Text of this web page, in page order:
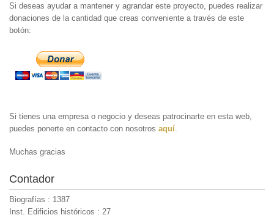
Si deseas ayudar a mantener y agrandar este proyecto, puedes realizar
donaciones de la cantidad que creas conveniente a través de este
botón:
Si tienes una empresa o negocio y deseas patrocinarte en esta web,
puedes ponerte en contacto con nosotros aquí
Muchas gracias
Contador
Biografías : 1387
Inst. Edificios históricos : 27